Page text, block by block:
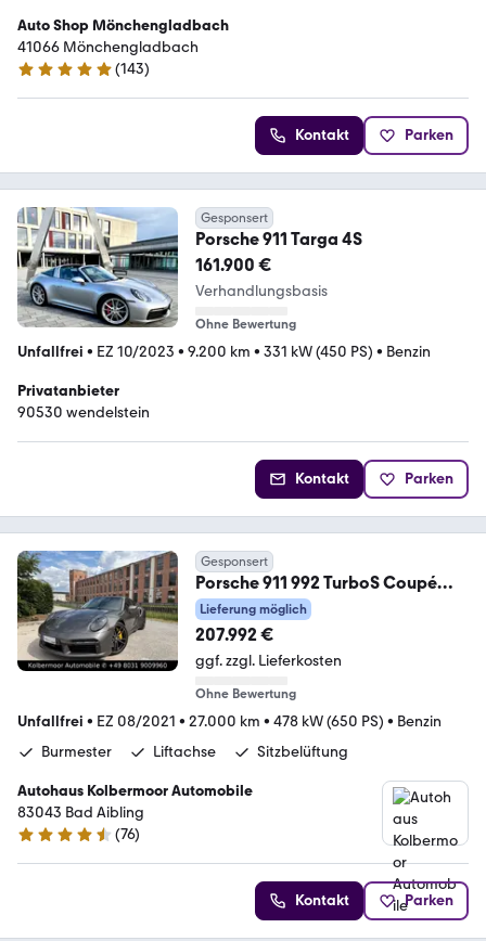
Auto Shop Mönchengladbach
41066 Mönchengladbach
4.9 Sterne
(143)
Kontakt Parken
Gesponsert
Porsche 911 Targa 4S
161.900 €
Verhandlungsbasis
Ohne Bewertung
Unfallfrei • EZ 10/2023 • 9.200 km • 331 kW (450 PS) • Benzin
Privatanbieter
90530 wendelstein
Kontakt Parken
Gesponsert
Porsche 911 992 TurboS Coupé
LIFT|BURMESTER|PANO|NACHTSI
Lieferung möglich
207.992 €
ggf. zzgl. Lieferkosten
Ohne Bewertung
Unfallfrei • EZ 08/2021 • 27.000 km • 478 kW (650 PS) • Benzin
Burmester
Liftachse Sitzbelüftung
Autohaus Kolbermoor Automobile
83043 Bad Aibling
4.5 Sterne
(76)
Kontakt Parken